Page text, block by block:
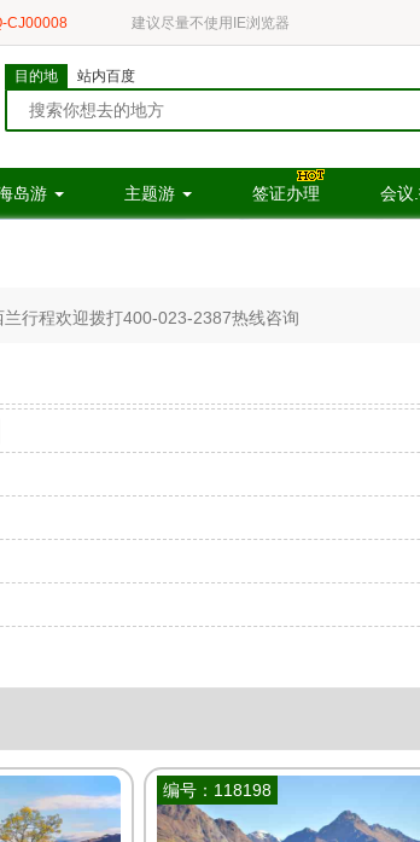
CJ00008 建议尽量不使用IE浏览器
目的地 站内百度
岛游 主题游 签证办理 会议
行程欢迎拨打400-023-2387热线咨询
编号：118198